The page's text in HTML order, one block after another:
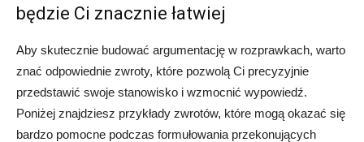
będzie Ci znacznie łatwiej
Aby skutecznie budować argumentację w rozprawkach, warto
znać odpowiednie zwroty, które pozwolą Ci precyzyjnie
przedstawić swoje stanowisko i wzmocnić wypowiedź.
Poniżej znajdziesz przykłady zwrotów, które mogą okazać się
bardzo pomocne podczas formułowania przekonujących